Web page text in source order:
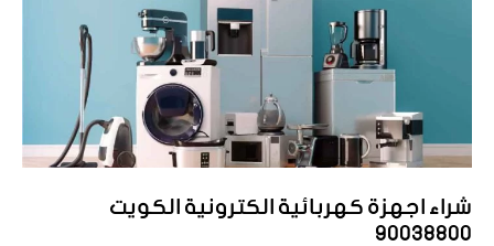
شراء اجهزة كهربائية الكترونية الكويت
90038800